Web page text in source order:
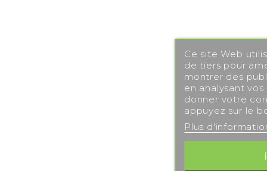
Ce site Web
de tiers pour
montrer des
en analysant
donner votre
appuyez sur le
Plus